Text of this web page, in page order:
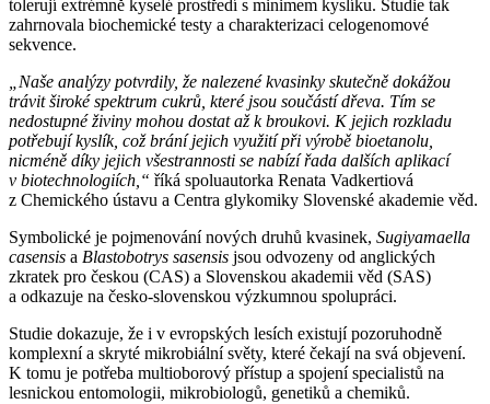
tolerují extrémně kyselé prostředí s minimem kyslíku. Studie tak
zahrnovala biochemické testy a charakterizaci celogenomové
sekvence.
„Naše analýzy potvrdily, že nalezené kvasinky skutečně dokážou
trávit široké spektrum cukrů, které jsou součástí dřeva. Tím se
nedostupné živiny mohou dostat až k broukovi. K jejich rozkladu
potřebují kyslík, což brání jejich využití při výrobě bioetanolu,
nicméně díky jejich všestrannosti se nabízí řada dalších aplikací
v biotechnologiích,“ říká spoluautorka Renata Vadkertiová
z Chemického ústavu a Centra glykomiky Slovenské akademie věd.
Symbolické je pojmenování nových druhů kvasinek, Sugiyamaella
casensis a Blastobotrys sasensis jsou odvozeny od anglických
zkratek pro českou (CAS) a Slovenskou akademii věd (SAS)
a odkazuje na česko-slovenskou výzkumnou spolupráci.
Studie dokazuje, že i v evropských lesích existují pozoruhodně
komplexní a skryté mikrobiální světy, které čekají na svá objevení.
K tomu je potřeba multioborový přístup a spojení specialistů na
lesnickou entomologii, mikrobiologů, genetiků a chemiků.